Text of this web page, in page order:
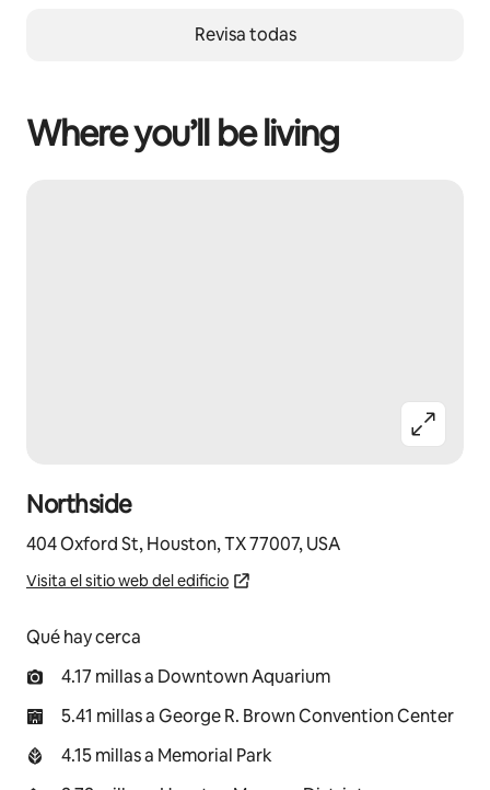
Revisa todas
Where you’ll be living
Northside
404 Oxford St, Houston, TX 77007, USA
Visita el sitio web del edificio
Qué hay cerca
4.17 millas a Downtown Aquarium
5.41 millas a George R. Brown Convention Center
4.15 millas a Memorial Park